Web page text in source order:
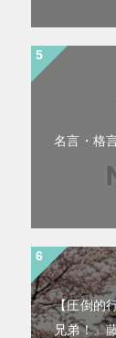
名言・格
【圧倒的
兄弟！』